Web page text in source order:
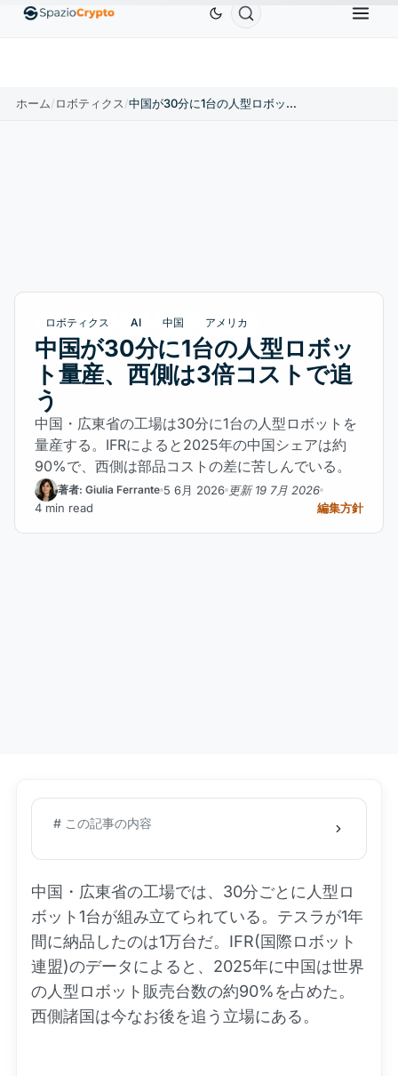
EthereumETH$1,880.58 Tether USDT$0.9991 BNBBNB
ホーム/ロボティクス/ 中国が30分に1台の人型ロボット量産、西側は3倍コストで追う
ロボティクス AI 中国 アメリカ
中国が30分に1台の人型ロボッ
ト量産、西側は3倍コストで追
う
中国・広東省の工場は30分に1台の人型ロボットを
量産する。IFRによると2025年の中国シェアは約
90%で、西側は部品コストの差に苦しんでいる。
著者: Giulia Ferrante 5 6月 2026 更新 19 7月 2026
4 min read
編集方針
# この記事の内容
中国・広東省の工場では、30分ごとに人型ロ
ボット1台が組み立てられている。テスラが1年
間に納品したのは1万台だ。IFR(国際ロボット
連盟)のデータによると、2025年に中国は世界
の人型ロボット販売台数の約90%を占めた。
西側諸国は今なお後を追う立場にある。